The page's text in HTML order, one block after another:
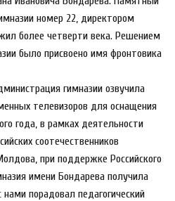
номер 22, директором
более четверти века. Решением
было присвоено имя фронтовика
гимназии озвучила
телевизоров для оснащения
года, в рамках деятельности
соотечественников
при поддержке Российского
имени Бондарева получила
порадовал педагогический